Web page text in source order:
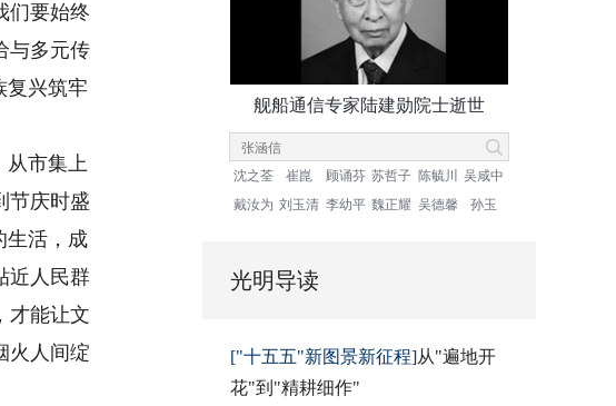
们要始终
与多元传
复兴筑牢
市集上
节庆时盛
生活，成
近人民群
才能让文
火人间绽
舰船通信专家陆建勋院士逝世
沈之荃 崔崑 顾诵芬 苏哲子 陈毓川
吴咸中
戴汝为 刘玉清 李幼平 魏正耀 吴德馨 孙玉
光明导读
["十五五"新图景新征程]从"遍地开
花"到"精耕细作"